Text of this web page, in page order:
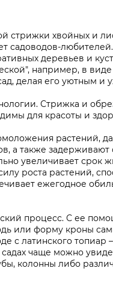
стрижки хвойных и
садоводов-
деревьев и
например, в
делая его уютным и
Стрижка и
для красоты и
растений,
а также задерживают
увеличивает срок
роста растений,
ежегодное
процесс. С ее
или форму кроны
с латинского топиар –
чаще можно
колонны либо